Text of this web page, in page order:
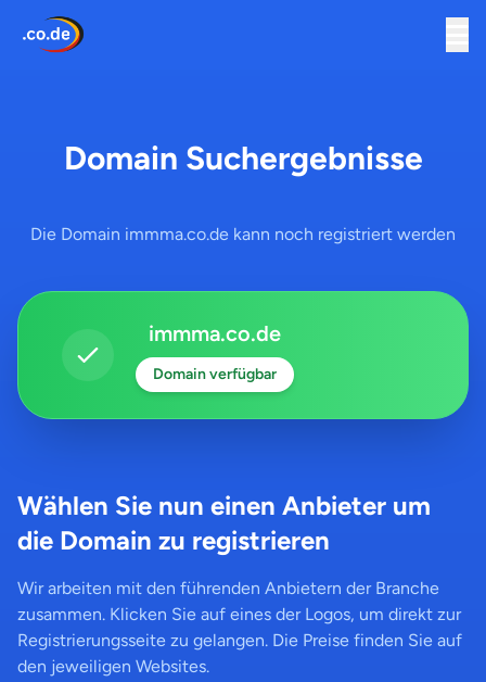
Domain Suchergebnisse
Die Domain immma.co.de kann noch registriert werden
immma.co.de
Domain verfügbar
Wählen Sie nun einen Anbieter um
die Domain zu registrieren
Wir arbeiten mit den führenden Anbietern der Branche
zusammen. Klicken Sie auf eines der Logos, um direkt zur
Registrierungsseite zu gelangen. Die Preise finden Sie auf
den jeweiligen Websites.